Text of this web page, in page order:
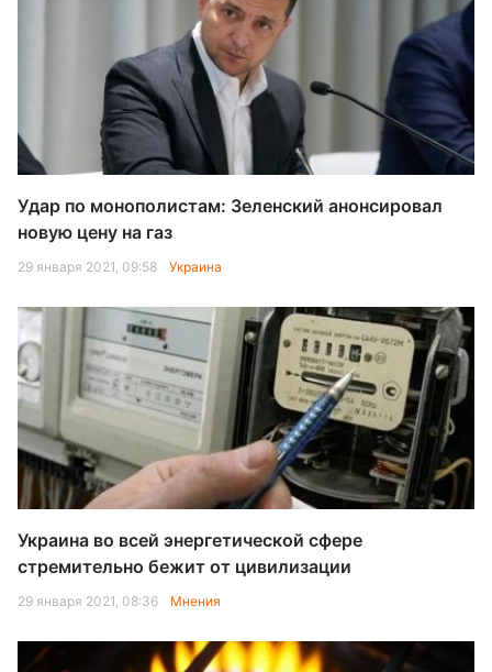
Удар по монополистам: Зеленский анонсировал
новую цену на газ
29 января 2021, 09:58 Украина
Украина во всей энергетической сфере
стремительно бежит от цивилизации
29 января 2021, 08:36 Мнения